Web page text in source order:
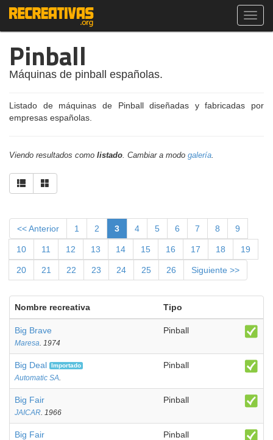
Pinball
Máquinas de pinball españolas.
Listado de máquinas de Pinball diseñadas y fabricadas por
empresas españolas.
Viendo resultados como listado. Cambiar a modo galería.
<< Anterior 1 2 3 4 5 6 7 8 9
10 11 12 13 14 15 16 17 18 19
20 21 22 23 24 25 26 Siguiente >>
Nombre recreativa Tipo
Big Brave
Maresa. 1974
Pinball
Big Deal Importado
Automatic SA.
Pinball
Big Fair
JAICAR. 1966
Pinball
Big Fair Pinball